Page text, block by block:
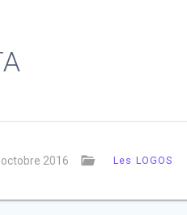
octobre 2016 Les LOGOS